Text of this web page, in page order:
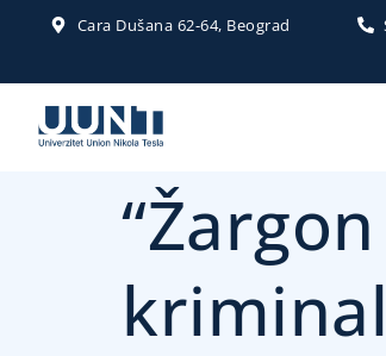
Cara Dušana 62-64, Beograd